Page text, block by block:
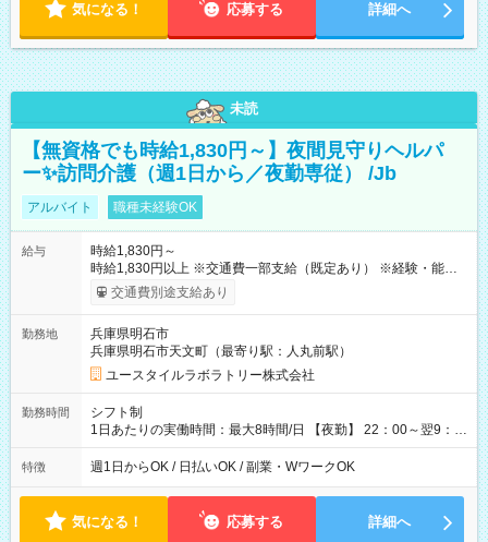
気になる！ 応募する 詳細へ
未読
【無資格でも時給1,830円～】夜間見守りヘルパ
ー✨訪問介護（週1日から／夜勤専従） /Jb
アルバイト 職種未経験OK
給与
時給1,830円～
時給1,830円以上 ※交通費一部支給（既定あり） ※経験・能力を
考慮して決定します 【収入例】 週1回勤務の場合：1,830円×8時
間×4回=5万8,560円 週3回勤務の場合：1,830円×8時間×12回
月 ※ 雇用形態と給与に、本採用時と異なる部分があります。 雇
用形態：本採用時と同じです。 給与：時給 1,550円以上
交通費別途支給あり
勤務地
兵庫県明石市
兵庫県明石市天文町（最寄り駅：人丸前駅）
ユースタイルラボラトリー株式会社
勤務時間
シフト制
1日あたりの実働時間：最大8時間/日 【夜勤】 22：00～翌9：
00 ※週1日～OK ／ 夜勤専従 ＊＊ 勤務時間例 ＊＊ ■22時か
ら翌7時 ■23時から翌8時 ■24時から翌9時 など ※上記の時間
ます。 ※曜日固定（毎週同じ曜日での勤務となります）
特徴 週1日からOK / 日払いOK / 副業・WワークOK
気になる！ 応募する 詳細へ